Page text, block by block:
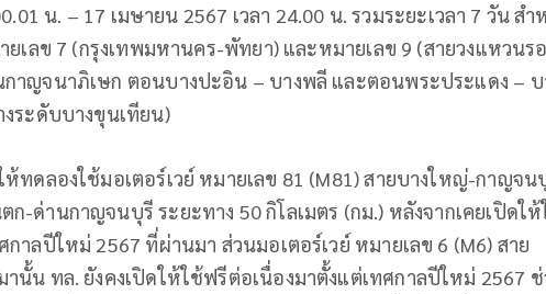
น. – 17 เมษายน 2567 เวลา 24.00 น. รวมระยะเวลา 7 วัน สำ
ยเลข 7 (กรุงเทพมหานคร-พัทยา) และหมายเลข 9 (สายวงแหวนร
าญจนาภิเษก ตอนบางปะอิน – บางพลี และตอนพระประแดง – บ
ระดับบางขุนเทียน)
ทดลองใช้มอเตอร์เวย์ หมายเลข 81 (M81) สายบางใหญ่-กาญจน
-ด่านกาญจนบุรี ระยะทาง 50 กิโลเมตร (กม.) หลังจากเคยเปิดให้
กาลปีใหม่ 2567 ที่ผ่านมา ส่วนมอเตอร์เวย์ หมายเลข 6 (M6) สาย
นั้น ทล. ยังคงเปิดให้ใช้ฟรีต่อเนื่องมาตั้งแต่เทศกาลปีใหม่ 2567 ช่